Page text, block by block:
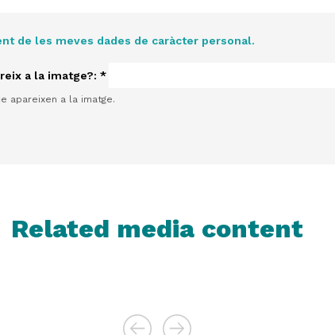
de les meves dades de caràcter personal.
a la imatge?: *
apareixen a la imatge.
Related media content